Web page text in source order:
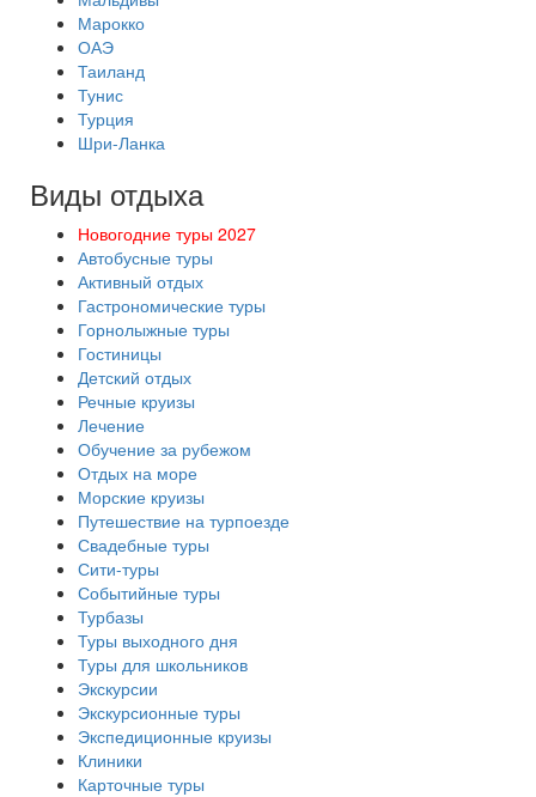
Марокко
ОАЭ
Таиланд
Тунис
Турция
Шри-Ланка
Виды отдыха
Новогодние туры 2027
Автобусные туры
Активный отдых
Гастрономические туры
Горнолыжные туры
Гостиницы
Детский отдых
Речные круизы
Лечение
Обучение за рубежом
Отдых на море
Морские круизы
Путешествие на турпоезде
Свадебные туры
Сити-туры
Событийные туры
Турбазы
Туры выходного дня
Туры для школьников
Экскурсии
Экскурсионные туры
Экспедиционные круизы
Клиники
Карточные туры